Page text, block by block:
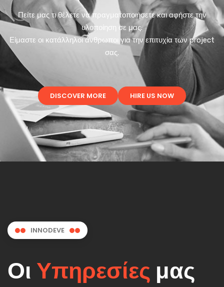
Πείτε μας τι θέλετε να πραγματοποιήσετε και αφήστε την
υλοποίηση σε μας.
Είμαστε οι κατάλληλοι άνθρωποι για την επιτυχία των project
σας.
DISCOVER MORE HIRE US NOW
INNODEVE
Οι Υπηρεσίες μας